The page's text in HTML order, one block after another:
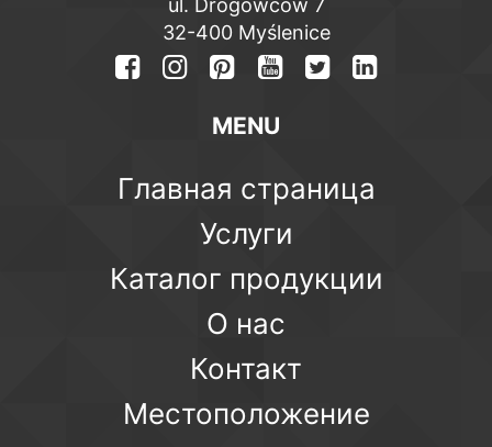
ul. Drogowców 7
32-400 Myślenice
MENU
Главная страница
Услуги
Каталог продукции
О нас
Контакт
Местоположение